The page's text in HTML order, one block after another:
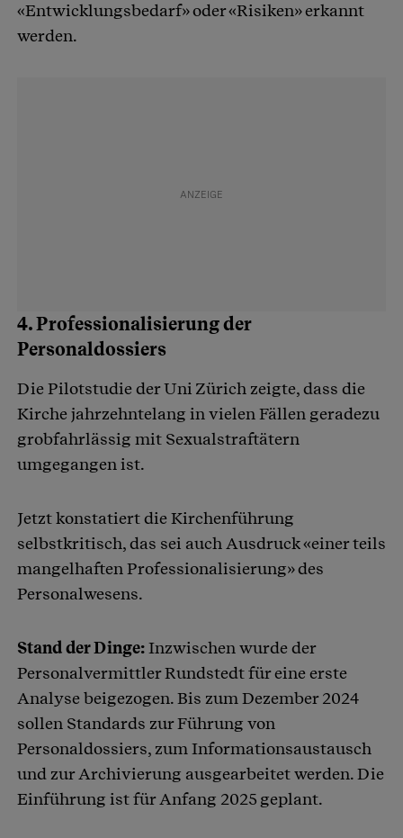
«Entwicklungsbedarf» oder «Risiken» erkannt
werden.
4. Professionalisierung der
Personaldossiers
Die Pilotstudie der Uni Zürich zeigte, dass die
Kirche jahrzehntelang in vielen Fällen geradezu
grobfahrlässig mit Sexualstraftätern
umgegangen ist.
Jetzt konstatiert die Kirchenführung
selbstkritisch, das sei auch Ausdruck «einer teils
mangelhaften Professionalisierung» des
Personalwesens.
Stand der Dinge:Inzwischen wurde der
Personalvermittler Rundstedt für eine erste
Analyse beigezogen. Bis zum Dezember 2024
sollen Standards zur Führung von
Personaldossiers, zum Informationsaustausch
und zur Archivierung ausgearbeitet werden. Die
Einführung ist für Anfang 2025 geplant.